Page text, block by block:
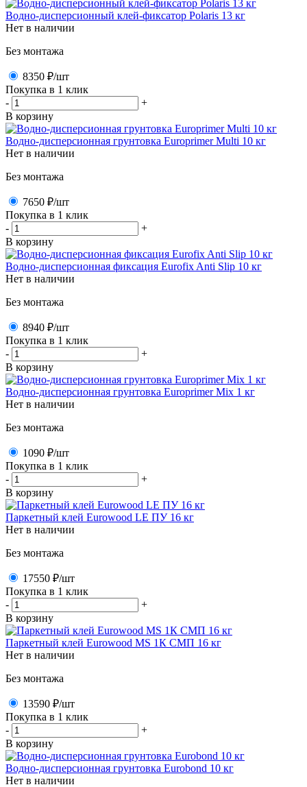
Водно-дисперсионный клей-фиксатор Polaris 13 кг
Нет в наличии
Без монтажа
8350 ₽/шт
Покупка в 1 клик
-
+
В корзину
Водно-дисперсионная грунтовка Europrimer Multi 10 кг
Нет в наличии
Без монтажа
7650 ₽/шт
Покупка в 1 клик
-
+
В корзину
Водно-дисперсионная фиксация Eurofix Anti Slip 10 кг
Нет в наличии
Без монтажа
8940 ₽/шт
Покупка в 1 клик
-
+
В корзину
Водно-дисперсионная грунтовка Europrimer Mix 1 кг
Нет в наличии
Без монтажа
1090 ₽/шт
Покупка в 1 клик
-
+
В корзину
Паркетный клей Eurowood LE ПУ 16 кг
Нет в наличии
Без монтажа
17550 ₽/шт
Покупка в 1 клик
-
+
В корзину
Паркетный клей Eurowood MS 1К СМП 16 кг
Нет в наличии
Без монтажа
13590 ₽/шт
Покупка в 1 клик
-
+
В корзину
Водно-дисперсионная грунтовка Eurobond 10 кг
Нет в наличии